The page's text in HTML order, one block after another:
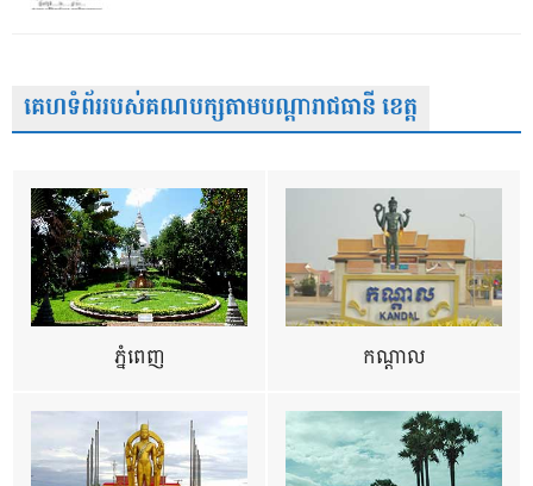
គេហទំព័ររបស់គណបក្សតាមបណ្តារាជធានី ខេត្ត
ភ្នំពេញ កណ្តាល